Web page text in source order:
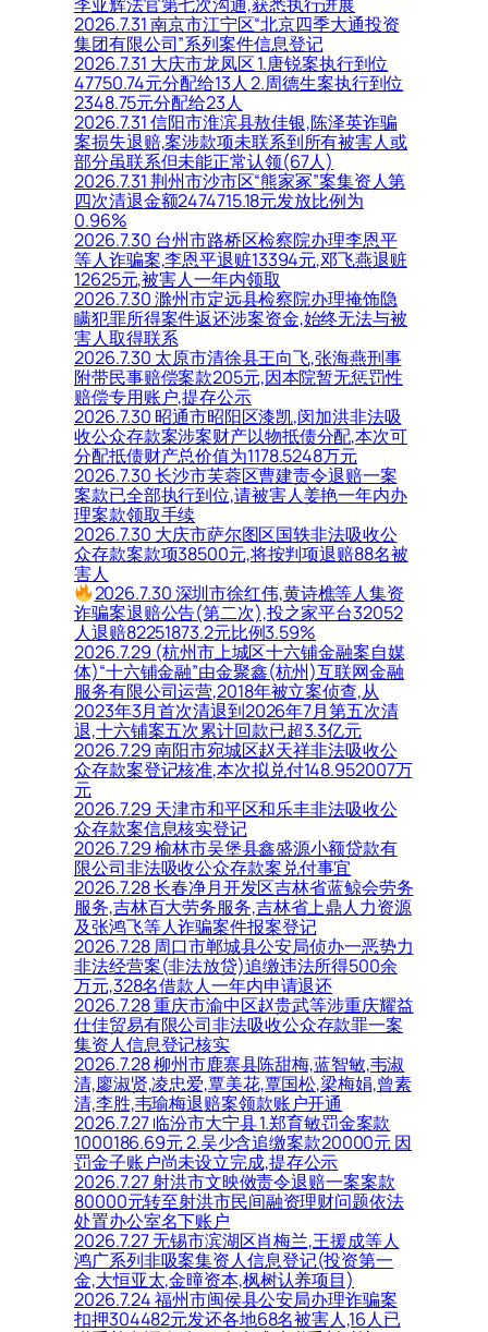
2026.7.31 南京市江宁区“北京四季大通投资
集团有限公司”系列案件信息登记
2026.7.31 大庆市龙凤区 1.唐锐案执行到位
47750.74元分配给13人 2.周德生案执行到位
2348.75元分配给23人
2026.7.31 信阳市淮滨县敖佳银,陈泽英诈骗
案损失退赔,案涉款项未联系到所有被害人或
部分虽联系但未能正常认领(67人)
2026.7.31 荆州市沙市区“熊家冢”案集资人第
四次清退金额2474715.18元发放比例为
0.96%
2026.7.30 台州市路桥区检察院办理李恩平
等人诈骗案,李恩平退赃13394元,邓飞燕退赃
12625元,被害人一年内领取
2026.7.30 滁州市定远县检察院办理掩饰隐
瞒犯罪所得案件返还涉案资金,始终无法与被
害人取得联系
2026.7.30 太原市清徐县王向飞,张海燕刑事
附带民事赔偿案款205元,因本院暂无惩罚性
赔偿专用账户,提存公示
2026.7.30 昭通市昭阳区漆凯,闵加洪非法吸
收公众存款案涉案财产以物抵债分配,本次可
分配抵债财产总价值为1178.5248万元
2026.7.30 长沙市芙蓉区曹建责令退赔一案
案款已全部执行到位,请被害人姜艳一年内办
理案款领取手续
2026.7.30 大庆市萨尔图区国轶非法吸收公
众存款案款项38500元,将按判项退赔88名被
害人
2026.7.30 深圳市徐红伟,黄诗樵等人集资
诈骗案退赔公告(第二次),投之家平台32052
人退赔82251873.2元比例3.59%
2026.7.29 (杭州市上城区十六铺金融案自媒
体)“十六铺金融”由金聚鑫(杭州)互联网金融
服务有限公司运营,2018年被立案侦查,从
2023年3月首次清退到2026年7月第五次清
退,十六铺案五次累计回款已超3.3亿元
2026.7.29 南阳市宛城区赵天祥非法吸收公
众存款案登记核准,本次拟兑付148.952007万
元
2026.7.29 天津市和平区和乐丰非法吸收公
众存款案信息核实登记
2026.7.29 榆林市吴堡县鑫盛源小额贷款有
限公司非法吸收公众存款案兑付事宜
2026.7.28 长春净月开发区吉林省蓝鲸会劳务
服务,吉林百大劳务服务,吉林省上鼎人力资源
及张鸿飞等人诈骗案件报案登记
2026.7.28 周口市郸城县公安局侦办一恶势力
非法经营案(非法放贷)追缴违法所得500余
万元,328名借款人一年内申请退还
2026.7.28 重庆市渝中区赵贵武等涉重庆耀益
仕佳贸易有限公司非法吸收公众存款罪一案
集资人信息登记核实
2026.7.28 柳州市鹿寨县陈甜梅,蓝智敏,韦淑
清,廖淑贤,凌忠爱,覃美花,覃国松,梁梅娟,曾素
清,李胜,韦瑜梅退赔案领款账户开通
2026.7.27 临汾市大宁县 1.郑育敏罚金案款
1000186.69元 2.吴少含追缴案款20000元 因
罚金子账户尚未设立完成,提存公示
2026.7.27 射洪市文映傚责令退赔一案案款
80000元转至射洪市民间融资理财问题依法
处置办公室名下账户
2026.7.27 无锡市滨湖区肖梅兰,王援成等人
鸿广系列非吸案集资人信息登记(投资第一
金,大恒亚太,金曈资本,枫树认养项目)
2026.7.24 福州市闽侯县公安局办理诈骗案
扣押304482元发还各地68名被害人,16人已